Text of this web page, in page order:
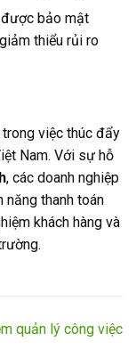
bảo mật
thiểu rủi ro
việc thúc đẩy
Nam. Với sự hỗ
, các doanh nghiệp
năng thanh toán
khách hàng và
quản lý công việc